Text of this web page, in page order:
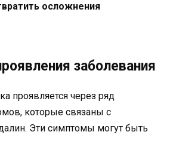
осложнения
заболевания
проявляется через ряд
которые связаны с
Эти симптомы могут быть